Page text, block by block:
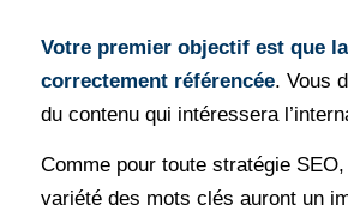
Votre premier objectif est que
correctement référencée. Vous
du contenu qui intéressera
Comme pour toute stratégie
variété des mots clés auront un